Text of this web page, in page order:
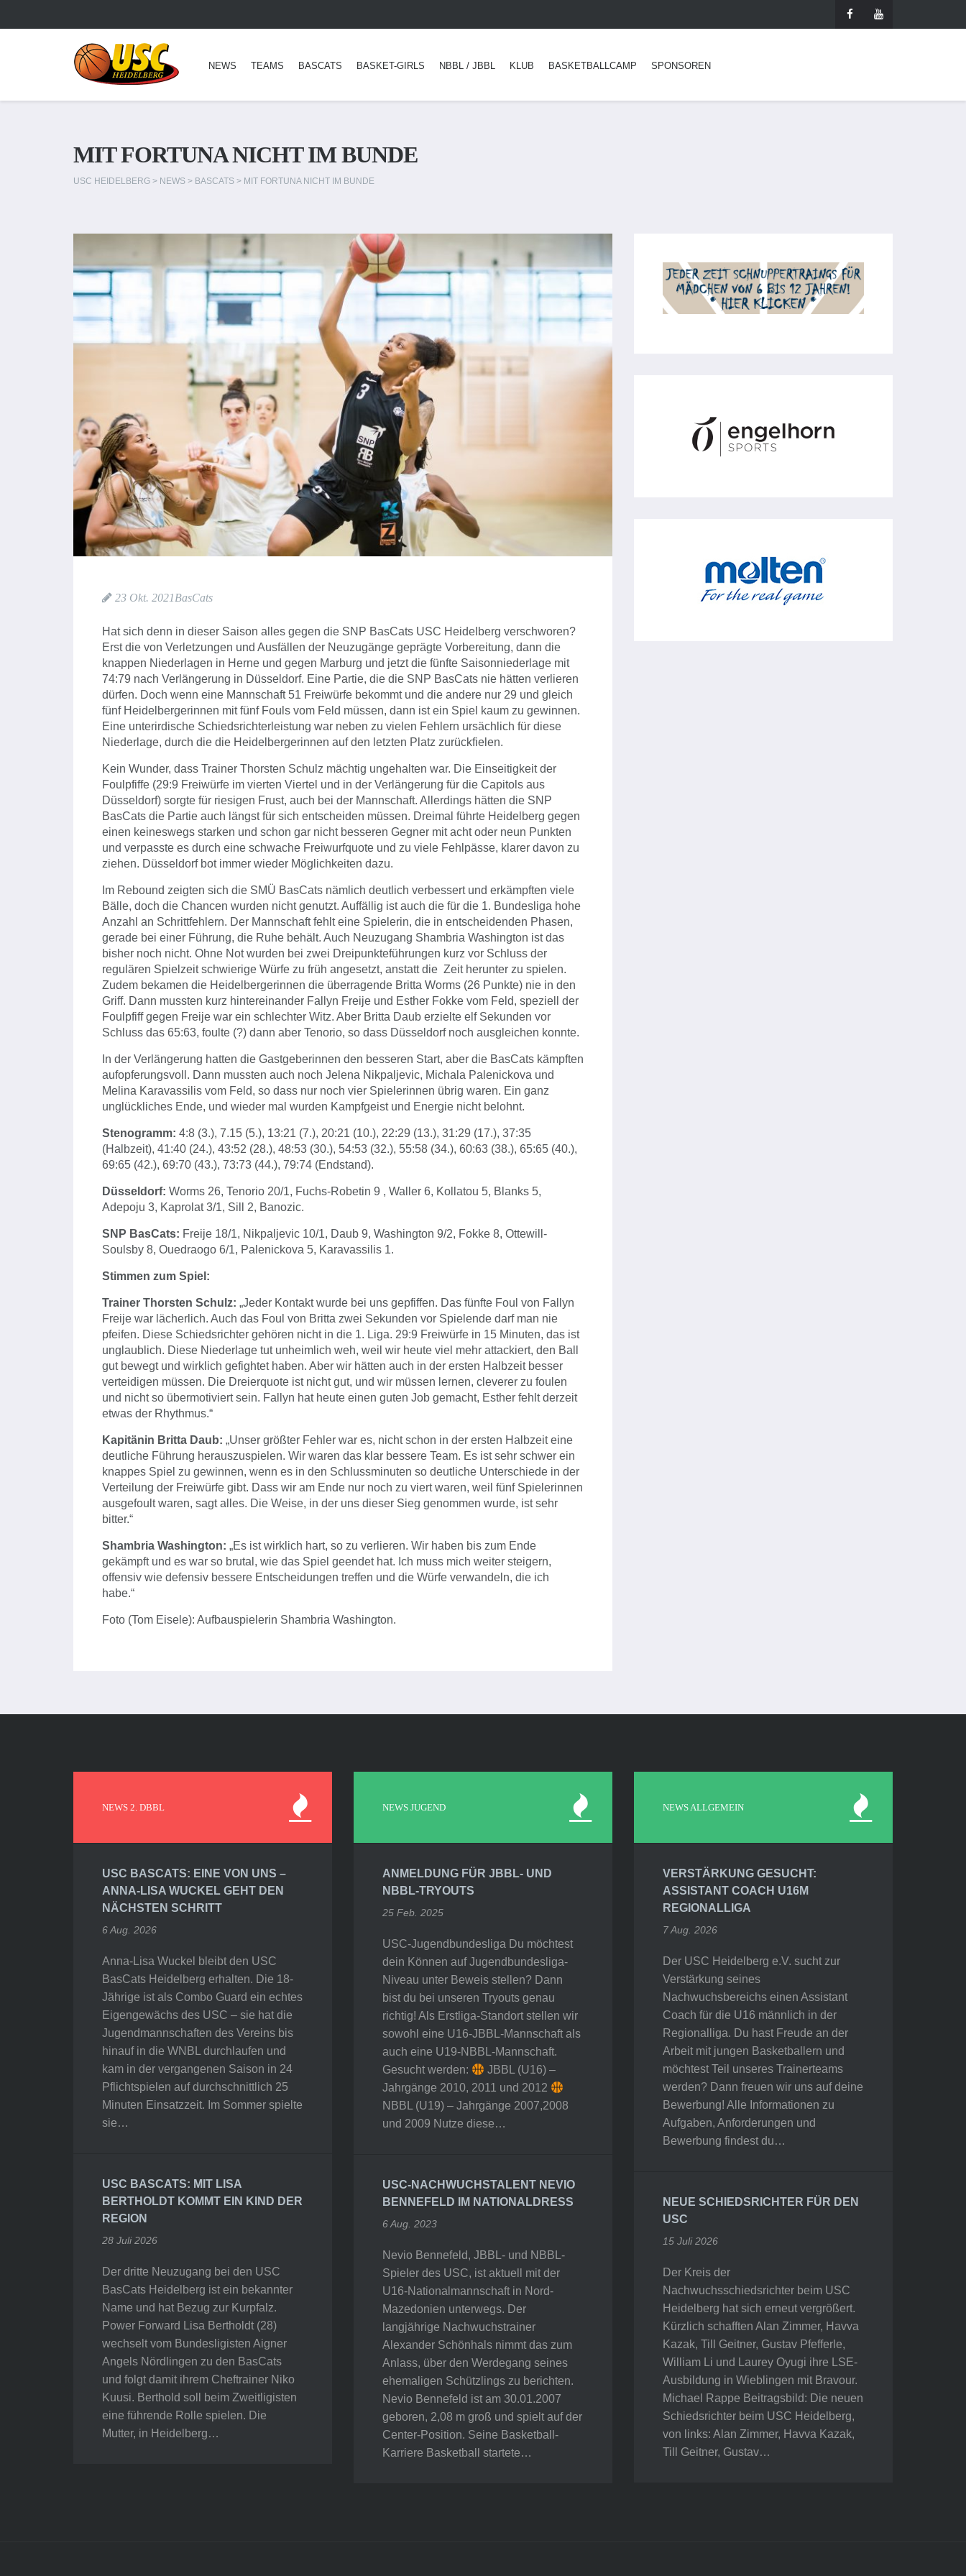
NEWS TEAMS BASCATS BASKET-GIRLS NBBL / JBBL KLUB BASKETBALLCAMP SPONSOREN
MIT FORTUNA NICHT IM BUNDE
USC HEIDELBERG > NEWS > BASCATS > MIT FORTUNA NICHT IM BUNDE
23 Okt. 2021BasCats
Hat sich denn in dieser Saison alles gegen die SNP BasCats USC Heidelberg verschworen?
Erst die von Verletzungen und Ausfällen der Neuzugänge geprägte Vorbereitung, dann die
knappen Niederlagen in Herne und gegen Marburg und jetzt die fünfte Saisonniederlage mit
74:79 nach Verlängerung in Düsseldorf. Eine Partie, die die SNP BasCats nie hätten verlieren
dürfen. Doch wenn eine Mannschaft 51 Freiwürfe bekommt und die andere nur 29 und gleich
fünf Heidelbergerinnen mit fünf Fouls vom Feld müssen, dann ist ein Spiel kaum zu gewinnen.
Eine unterirdische Schiedsrichterleistung war neben zu vielen Fehlern ursächlich für diese
Niederlage, durch die die Heidelbergerinnen auf den letzten Platz zurückfielen.
Kein Wunder, dass Trainer Thorsten Schulz mächtig ungehalten war. Die Einseitigkeit der
Foulpfiffe (29:9 Freiwürfe im vierten Viertel und in der Verlängerung für die Capitols aus
Düsseldorf) sorgte für riesigen Frust, auch bei der Mannschaft. Allerdings hätten die SNP
BasCats die Partie auch längst für sich entscheiden müssen. Dreimal führte Heidelberg gegen
einen keineswegs starken und schon gar nicht besseren Gegner mit acht oder neun Punkten
und verpasste es durch eine schwache Freiwurfquote und zu viele Fehlpässe, klarer davon zu
ziehen. Düsseldorf bot immer wieder Möglichkeiten dazu.
Im Rebound zeigten sich die SMÜ BasCats nämlich deutlich verbessert und erkämpften viele
Bälle, doch die Chancen wurden nicht genutzt. Auffällig ist auch die für die 1. Bundesliga hohe
Anzahl an Schrittfehlern. Der Mannschaft fehlt eine Spielerin, die in entscheidenden Phasen,
gerade bei einer Führung, die Ruhe behält. Auch Neuzugang Shambria Washington ist das
bisher noch nicht. Ohne Not wurden bei zwei Dreipunkteführungen kurz vor Schluss der
regulären Spielzeit schwierige Würfe zu früh angesetzt, anstatt die Zeit herunter zu spielen.
Zudem bekamen die Heidelbergerinnen die überragende Britta Worms (26 Punkte) nie in den
Griff. Dann mussten kurz hintereinander Fallyn Freije und Esther Fokke vom Feld, speziell der
Foulpfiff gegen Freije war ein schlechter Witz. Aber Britta Daub erzielte elf Sekunden vor
Schluss das 65:63, foulte (?) dann aber Tenorio, so dass Düsseldorf noch ausgleichen konnte.
In der Verlängerung hatten die Gastgeberinnen den besseren Start, aber die BasCats kämpften
aufopferungsvoll. Dann mussten auch noch Jelena Nikpaljevic, Michala Palenickova und
Melina Karavassilis vom Feld, so dass nur noch vier Spielerinnen übrig waren. Ein ganz
unglückliches Ende, und wieder mal wurden Kampfgeist und Energie nicht belohnt.
Stenogramm: 4:8 (3.), 7.15 (5.), 13:21 (7.), 20:21 (10.), 22:29 (13.), 31:29 (17.), 37:35
(Halbzeit), 41:40 (24.), 43:52 (28.), 48:53 (30.), 54:53 (32.), 55:58 (34.), 60:63 (38.), 65:65 (40.),
69:65 (42.), 69:70 (43.), 73:73 (44.), 79:74 (Endstand).
Düsseldorf: Worms 26, Tenorio 20/1, Fuchs-Robetin 9 , Waller 6, Kollatou 5, Blanks 5,
Adepoju 3, Kaprolat 3/1, Sill 2, Banozic.
SNP BasCats: Freije 18/1, Nikpaljevic 10/1, Daub 9, Washington 9/2, Fokke 8, Ottewill-
Soulsby 8, Ouedraogo 6/1, Palenickova 5, Karavassilis 1.
Stimmen zum Spiel:
Trainer Thorsten Schulz: „Jeder Kontakt wurde bei uns gepfiffen. Das fünfte Foul von Fallyn
Freije war lächerlich. Auch das Foul von Britta zwei Sekunden vor Spielende darf man nie
pfeifen. Diese Schiedsrichter gehören nicht in die 1. Liga. 29:9 Freiwürfe in 15 Minuten, das ist
unglaublich. Diese Niederlage tut unheimlich weh, weil wir heute viel mehr attackiert, den Ball
gut bewegt und wirklich gefightet haben. Aber wir hätten auch in der ersten Halbzeit besser
verteidigen müssen. Die Dreierquote ist nicht gut, und wir müssen lernen, cleverer zu foulen
und nicht so übermotiviert sein. Fallyn hat heute einen guten Job gemacht, Esther fehlt derzeit
etwas der Rhythmus.“
Kapitänin Britta Daub: „Unser größter Fehler war es, nicht schon in der ersten Halbzeit eine
deutliche Führung herauszuspielen. Wir waren das klar bessere Team. Es ist sehr schwer ein
knappes Spiel zu gewinnen, wenn es in den Schlussminuten so deutliche Unterschiede in der
Verteilung der Freiwürfe gibt. Dass wir am Ende nur noch zu viert waren, weil fünf Spielerinnen
ausgefoult waren, sagt alles. Die Weise, in der uns dieser Sieg genommen wurde, ist sehr
bitter.“
Shambria Washington: „Es ist wirklich hart, so zu verlieren. Wir haben bis zum Ende
gekämpft und es war so brutal, wie das Spiel geendet hat. Ich muss mich weiter steigern,
offensiv wie defensiv bessere Entscheidungen treffen und die Würfe verwandeln, die ich
habe.“
Foto (Tom Eisele): Aufbauspielerin Shambria Washington.
NEWS 2. DBBL
USC BASCATS: EINE VON UNS –
ANNA-LISA WUCKEL GEHT DEN
NÄCHSTEN SCHRITT
6 Aug. 2026
Anna-Lisa Wuckel bleibt den USC
BasCats Heidelberg erhalten. Die 18-
Jährige ist als Combo Guard ein echtes
Eigengewächs des USC – sie hat die
Jugendmannschaften des Vereins bis
hinauf in die WNBL durchlaufen und
kam in der vergangenen Saison in 24
Pflichtspielen auf durchschnittlich 25
Minuten Einsatzzeit. Im Sommer spielte
sie…
USC BASCATS: MIT LISA
BERTHOLDT KOMMT EIN KIND DER
REGION
28 Juli 2026
Der dritte Neuzugang bei den USC
BasCats Heidelberg ist ein bekannter
Name und hat Bezug zur Kurpfalz.
Power Forward Lisa Bertholdt (28)
wechselt vom Bundesligisten Aigner
Angels Nördlingen zu den BasCats
und folgt damit ihrem Cheftrainer Niko
Kuusi. Berthold soll beim Zweitligisten
eine führende Rolle spielen. Die
Mutter, in Heidelberg…
NEWS JUGEND
ANMELDUNG FÜR JBBL- UND
NBBL-TRYOUTS
25 Feb. 2025
USC-Jugendbundesliga Du möchtest
dein Können auf Jugendbundesliga-
Niveau unter Beweis stellen? Dann
bist du bei unseren Tryouts genau
richtig! Als Erstliga-Standort stellen wir
sowohl eine U16-JBBL-Mannschaft als
auch eine U19-NBBL-Mannschaft.
Gesucht werden:
JBBL (U16) –
Jahrgänge 2010, 2011 und 2012
NBBL (U19) – Jahrgänge 2007,2008
und 2009 Nutze diese…
USC-NACHWUCHSTALENT NEVIO
BENNEFELD IM NATIONALDRESS
6 Aug. 2023
Nevio Bennefeld, JBBL- und NBBL-
Spieler des USC, ist aktuell mit der
U16-Nationalmannschaft in Nord-
Mazedonien unterwegs. Der
langjährige Nachwuchstrainer
Alexander Schönhals nimmt das zum
Anlass, über den Werdegang seines
ehemaligen Schützlings zu berichten.
Nevio Bennefeld ist am 30.01.2007
geboren, 2,08 m groß und spielt auf der
Center-Position. Seine Basketball-
Karriere Basketball startete…
NEWS ALLGEMEIN
VERSTÄRKUNG GESUCHT:
ASSISTANT COACH U16M
REGIONALLIGA
7 Aug. 2026
Der USC Heidelberg e.V. sucht zur
Verstärkung seines
Nachwuchsbereichs einen Assistant
Coach für die U16 männlich in der
Regionalliga. Du hast Freude an der
Arbeit mit jungen Basketballern und
möchtest Teil unseres Trainerteams
werden? Dann freuen wir uns auf deine
Bewerbung! Alle Informationen zu
Aufgaben, Anforderungen und
Bewerbung findest du…
NEUE SCHIEDSRICHTER FÜR DEN
USC
15 Juli 2026
Der Kreis der
Nachwuchsschiedsrichter beim USC
Heidelberg hat sich erneut vergrößert.
Kürzlich schafften Alan Zimmer, Havva
Kazak, Till Geitner, Gustav Pfefferle,
William Li und Laurey Oyugi ihre LSE-
Ausbildung in Wieblingen mit Bravour.
Michael Rappe Beitragsbild: Die neuen
Schiedsrichter beim USC Heidelberg,
von links: Alan Zimmer, Havva Kazak,
Till Geitner, Gustav…